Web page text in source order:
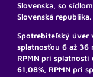
Slovenska, so
Slovenská republika.
Spotrebiteľský
splatnosťou 6 až 36
RPMN pri
61,08%, RPMN pri